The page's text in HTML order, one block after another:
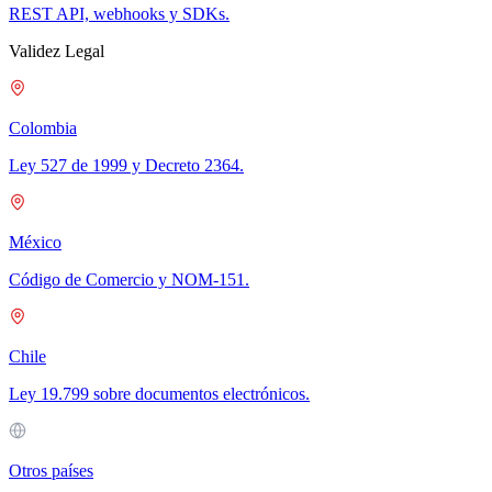
REST API, webhooks y SDKs.
Validez Legal
Colombia
Ley 527 de 1999 y Decreto 2364.
México
Código de Comercio y NOM-151.
Chile
Ley 19.799 sobre documentos electrónicos.
Otros países